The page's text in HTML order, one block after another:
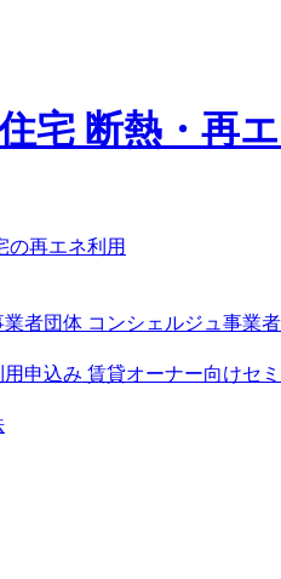
宅 断熱・再
の再エネ利用
業者団体 コンシェルジュ事業者
申込み 賃貸オーナー向けセ